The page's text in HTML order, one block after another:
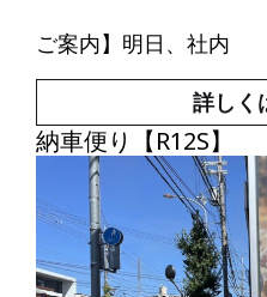
【営業
ご案内】明日、社内
詳しく
納車便り【R12S】